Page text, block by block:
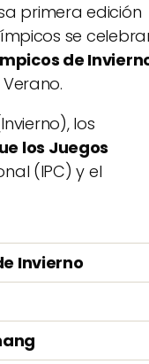
primera edición
se
de
los
los Juegos
(IPC) y el
Invierno